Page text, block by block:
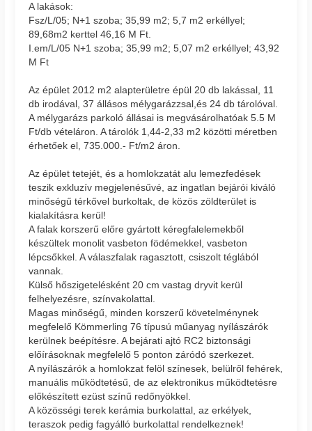
A lakások:
Fsz/L/05; N+1 szoba; 35,99 m2; 5,7 m2 erkéllyel;
89,68m2 kerttel 46,16 M Ft.
I.em/L/05 N+1 szoba; 35,99 m2; 5,07 m2 erkéllyel; 43,92
M Ft
Az épület 2012 m2 alapterületre épül 20 db lakással, 11
db irodával, 37 állásos mélygarázzsal,és 24 db tárolóval.
A mélygarázs parkoló állásai is megvásárolhatóak 5.5 M
Ft/db vételáron. A tárolók 1,44-2,33 m2 közötti méretben
érhetőek el, 735.000.- Ft/m2 áron.
Az épület tetejét, és a homlokzatát alu lemezfedések
teszik exkluzív megjelenésűvé, az ingatlan bejárói kiváló
minőségű térkővel burkoltak, de közös zöldterület is
kialakításra kerül!
A falak korszerű előre gyártott kéregfalelemekből
készültek monolit vasbeton födémekkel, vasbeton
lépcsőkkel. A válaszfalak ragasztott, csiszolt téglából
vannak.
Külső hőszigetelésként 20 cm vastag dryvit kerül
felhelyezésre, színvakolattal.
Magas minőségű, minden korszerű követelménynek
megfelelő Kömmerling 76 típusú műanyag nyílászárók
kerülnek beépítésre. A bejárati ajtó RC2 biztonsági
előírásoknak megfelelő 5 ponton záródó szerkezet.
A nyílászárók a homlokzat felöl színesek, belülről fehérek,
manuális működtetésű, de az elektronikus működtetésre
előkészített ezüst színű redőnyökkel.
A közösségi terek kerámia burkolattal, az erkélyek,
teraszok pedig fagyálló burkolattal rendelkeznek!